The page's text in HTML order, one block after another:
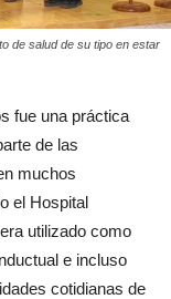
de salud de su tipo en estar
fue una práctica
de las
muchos
el Hospital
utilizado como
e incluso
cotidianas de